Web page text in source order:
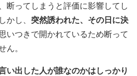
断ってしまうと評価に影響してし
かし、 突然誘われた、その日に決
いつきで開かれているため断って
ん。
い出した人が誰なのかはしっかり